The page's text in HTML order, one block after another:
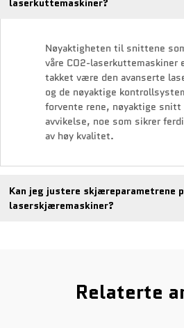
Nøyaktigheten til snittene
våre CO2-laserkuttemaskiner
takket være den avanserte
og de nøyaktige
forvente rene, nøyaktige snitt
avvikelse, noe som sikrer
av høy kvalitet.
Kan jeg justere skjæreparametrene
laserskjæremaskiner?
Relaterte